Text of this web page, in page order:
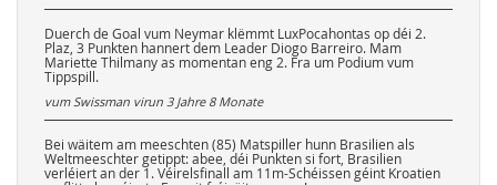
Duerch de Goal vum Neymar klëmmt LuxPocahontas op déi 2.
Plaz, 3 Punkten hannert dem Leader Diogo Barreiro. Mam
Mariette Thilmany as momentan eng 2. Fra um Podium vum
Tippspill.
vum Swissman virun 3 Jahre 8 Monate
Bei wäitem am meeschten (85) Matspiller hunn Brasilien als
Weltmeeschter getippt: abee, déi Punkten si fort, Brasilien
verléiert an der 1. Véirelsfinall am 11m-Schéissen géint Kroatien